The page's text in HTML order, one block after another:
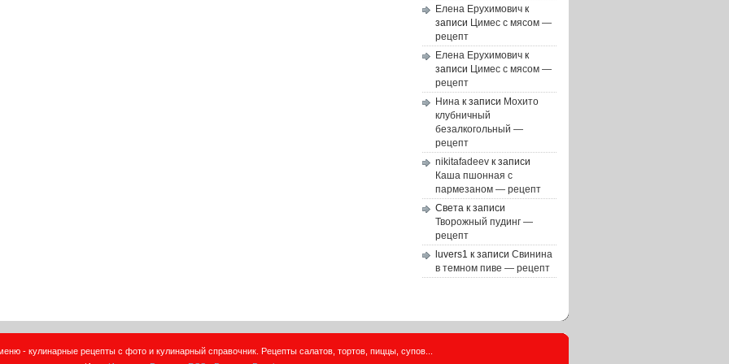
Елена Ерухимович к
записи Цимес с мясом —
рецепт
Елена Ерухимович к
записи Цимес с мясом —
рецепт
Нина к записи Мохито
клубничный
безалкогольный —
рецепт
nikitafadeev к записи
Каша пшонная с
пармезаном — рецепт
Света к записи
Творожный пудинг —
рецепт
luvers1 к записи Свинина
в темном пиве — рецепт
- кулинарные рецепты с фото и кулинарный справочник. Рецепты салатов, тортов, пиццы, супов...